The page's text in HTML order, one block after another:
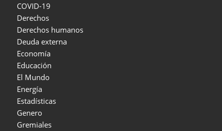
COVID-19
Derechos
Derechos humanos
Deuda externa
Economía
Educación
El Mundo
Energía
Estadísticas
Genero
Gremiales